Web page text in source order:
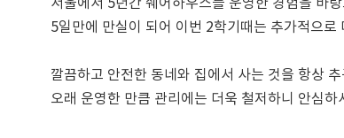
서울에서 5년간 쉐어하우스를 운영한 경험을 바
5일만에 만실이 되어 이번 2학기때는 추가적으로
깔끔하고 안전한 동네와 집에서 사는 것을 항상
오래 운영한 만큼 관리에는 더욱 철저하니 안심하